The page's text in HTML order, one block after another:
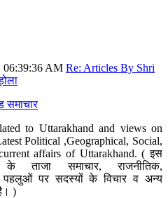
06:39:36 AM Re: Articles By Shri
समाचार
to Uttarakhand and views on
Political ,Geographical, Social,
affairs of Uttarakhand. ( इस
समाचार, राजनीतिक,
पहलुओं पर सदस्यों के विचार व अन्य
)